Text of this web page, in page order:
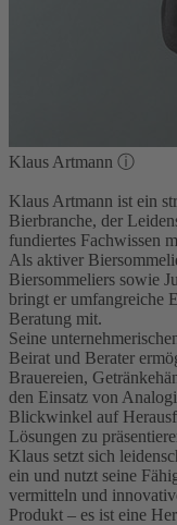
Klaus Artmann ⓘ
Klaus Artmann ist ein
Bierbranche, der
fundiertes Fachwissen
Als aktiver
Biersommeliers sowie
bringt er umfangreiche
Beratung mit.
Seine
Beirat und Berater
Brauereien,
den Einsatz von
Blickwinkel auf
Lösungen zu
Klaus setzt sich
ein und nutzt seine
vermitteln und
Produkt – es ist eine